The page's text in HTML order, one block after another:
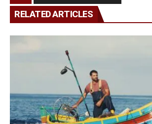
RELATED ARTICLES